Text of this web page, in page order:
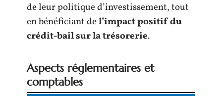
de leur politique d’investissement, tout
en bénéficiant del’impact positif du
crédit-bail sur la trésorerie.
Aspects réglementaires et
comptables